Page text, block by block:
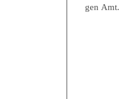
gen Amt.